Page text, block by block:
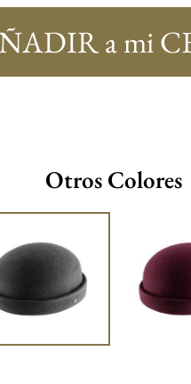
a mi
Otros Colores